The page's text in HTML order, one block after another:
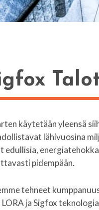
käytetään yleensä
lähivuosina
pidempään.
tehneet
LORA ja Sigfox